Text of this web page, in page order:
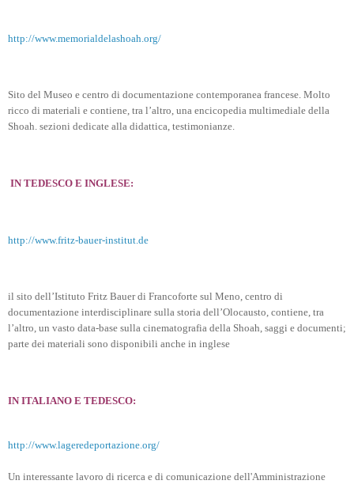
http://www.memorialdelashoah.org/
Sito del Museo e centro di documentazione contemporanea francese. Molto
ricco di materiali e contiene, tra l’altro, una encicopedia multimediale della
Shoah. sezioni dedicate alla didattica, testimonianze.
IN TEDESCO E INGLESE:
http://www.fritz-bauer-institut.de
il sito dell’Istituto Fritz Bauer di Francoforte sul Meno, centro di
documentazione interdisciplinare sulla storia dell’Olocausto, contiene, tra
l’altro, un vasto data-base sulla cinematografia della Shoah, saggi e documenti;
parte dei materiali sono disponibili anche in inglese
IN ITALIANO E TEDESCO:
http://www.lageredeportazione.org/
Un interessante lavoro di ricerca e di comunicazione dell'Amministrazione